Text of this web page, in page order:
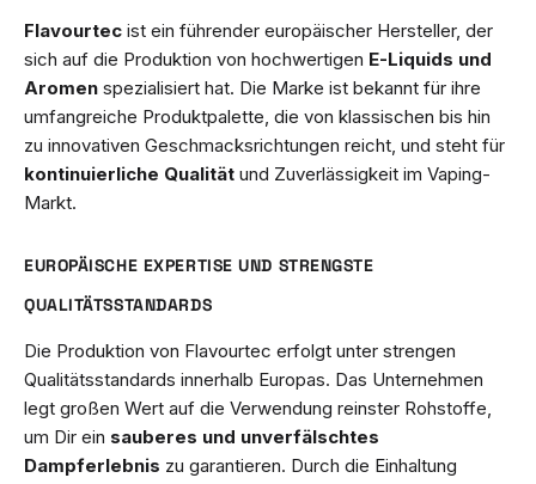
Flavourtec ist ein führender europäischer Hersteller, der
sich auf die Produktion von hochwertigen E-Liquids und
Aromen spezialisiert hat. Die Marke ist bekannt für ihre
umfangreiche Produktpalette, die von klassischen bis hin
zu innovativen Geschmacksrichtungen reicht, und steht für
kontinuierliche Qualität und Zuverlässigkeit im Vaping-
Markt.
EUROPÄISCHE EXPERTISE UND STRENGSTE
QUALITÄTSSTANDARDS
Die Produktion von Flavourtec erfolgt unter strengen
Qualitätsstandards innerhalb Europas. Das Unternehmen
legt großen Wert auf die Verwendung reinster Rohstoffe,
um Dir ein sauberes und unverfälschtes
Dampferlebnis zu garantieren. Durch die Einhaltung